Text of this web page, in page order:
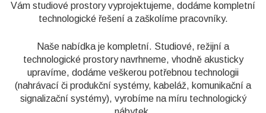
Vám studiové prostory vyprojektujeme, dodáme kompletní
technologické řešení a zaškolíme pracovníky.
Naše nabídka je kompletní. Studiové, režijní a
technologické prostory navrhneme, vhodně akusticky
upravíme, dodáme veškerou potřebnou technologii
(nahrávací či produkční systémy, kabeláž, komunikační a
signalizační systémy), vyrobíme na míru technologický